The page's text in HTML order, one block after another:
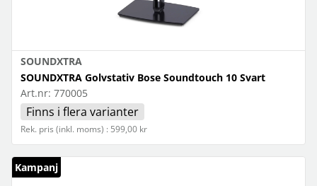
SOUNDXTRA
SOUNDXTRA Golvstativ Bose Soundtouch 10 Svart
Art.nr: 770005
Finns i flera varianter
Rek. pris (inkl. moms) : 599,00 kr
Kampanj